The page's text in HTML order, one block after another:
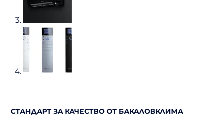
СТАНДАРТ ЗА КАЧЕСТВО ОТ БАКАЛОВКЛИМА